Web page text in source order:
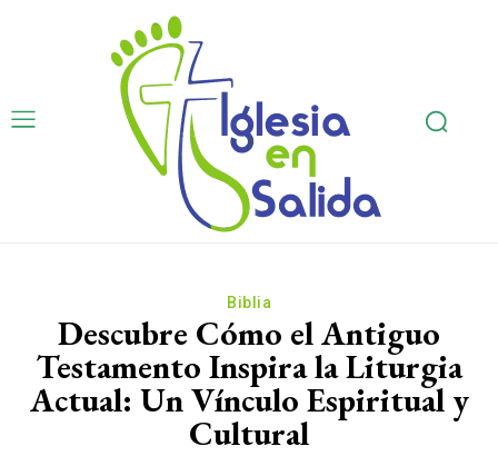
Biblia
Descubre Cómo el Antiguo
Testamento Inspira la Liturgia
Actual: Un Vínculo Espiritual y
Cultural